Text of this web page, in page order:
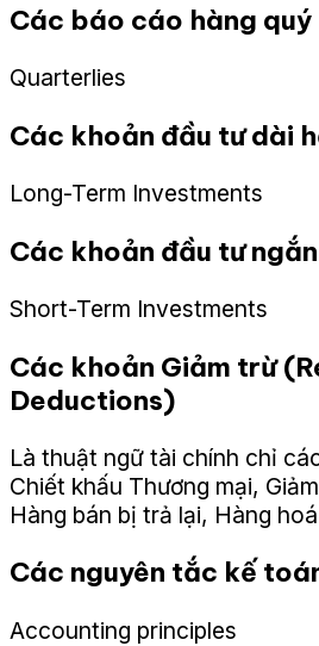
Các báo cáo hàng quý
Quarterlies
Các khoản đầu tư dài
Long-Term Investments
Các khoản đầu tư
Short-Term Investments
Các khoản Giảm trừ
Deductions)
Là thuật ngữ tài chính chỉ
Chiết khấu Thương mại,
Hàng bán bị trả lại, Hàng
Các nguyên tắc kế
Accounting principles